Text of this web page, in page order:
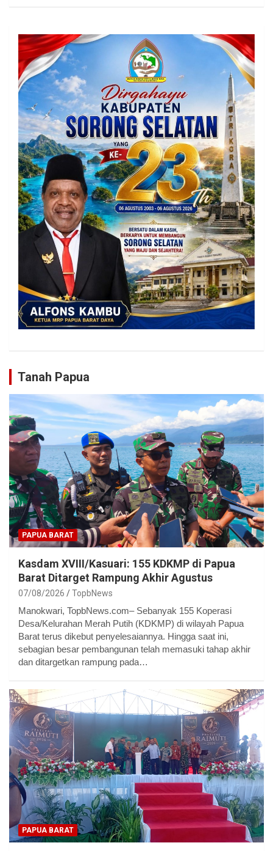
Tanah Papua
PAPUA BARAT
Kasdam XVIII/Kasuari: 155 KDKMP di Papua
Barat Ditarget Rampung Akhir Agustus
07/08/2026 TopbNews
Manokwari, TopbNews.com– Sebanyak 155 Koperasi
Desa/Kelurahan Merah Putih (KDKMP) di wilayah Papua
Barat terus dikebut penyelesaiannya. Hingga saat ini,
sebagian besar pembangunan telah memasuki tahap akhir
dan ditargetkan rampung pada…
PAPUA BARAT